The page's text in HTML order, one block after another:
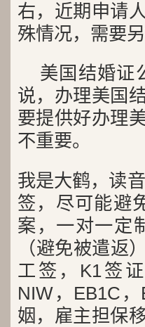
右，近期申请
殊情况，需要另
美国结婚证
说，办理美国
要提供好办理
不重要。
我是大鹤，读
签，尽可能避
案，一对一定
（避免被遣返
工签，K1签
NIW，EB1C
姻，雇主担保